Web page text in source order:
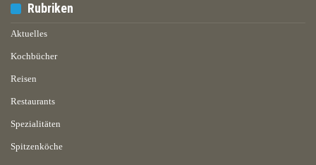
Rubriken
Aktuelles
Kochbücher
Reisen
Restaurants
Spezialitäten
Spitzenköche